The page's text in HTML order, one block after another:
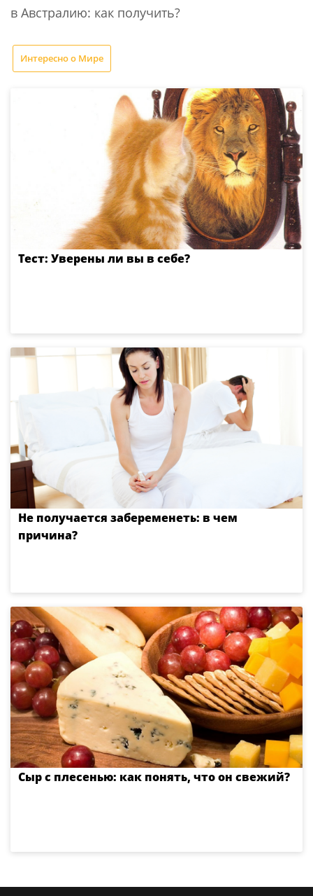
в Австралию: как получить?
Интересно о Мире
Тест: Уверены ли вы в себе?
Не получается забеременеть: в чем
причина?
Сыр с плесенью: как понять, что он свежий?